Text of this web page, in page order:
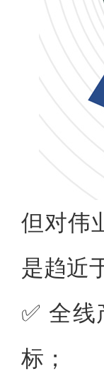
但对伟
是趋近
✅ 全
标；